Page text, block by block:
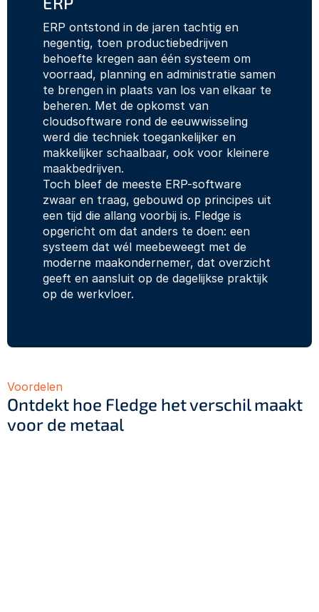
ERP ontstond in de jaren tachtig en
negentig, toen productiebedrijven
behoefte kregen aan één systeem om
voorraad, planning en administratie samen
te brengen in plaats van los van elkaar te
beheren. Met de opkomst van
cloudsoftware rond de eeuwwisseling
werd die techniek toegankelijker en
makkelijker schaalbaar, ook voor kleinere
maakbedrijven.
Toch bleef de meeste ERP-software
zwaar en traag, gebouwd op principes uit
een tijd die allang voorbij is. Fledge is
opgericht om dat anders te doen: een
systeem dat wél meebeweegt met de
moderne maakondernemer, dat overzicht
geeft en aansluit op de dagelijkse praktijk
op de werkvloer.
Voordelen
Ontdekt hoe Fledge het verschil maakt
voor de metaal